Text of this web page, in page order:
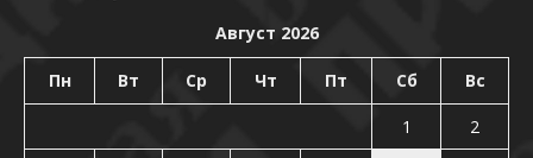
Август 2026
Пн Вт Ср Чт Пт Сб Вс
1
2